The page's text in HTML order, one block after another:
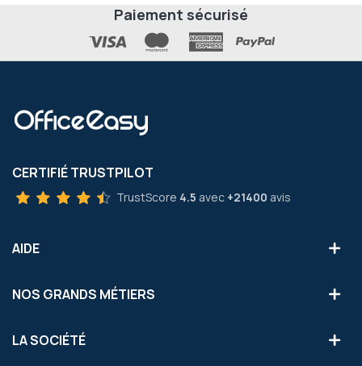
Paiement sécurisé
CERTIFIÉ TRUSTPILOT
TrustScore 4.5 avec +21400 avis
AIDE
NOS GRANDS MÉTIERS
LA SOCIÉTÉ